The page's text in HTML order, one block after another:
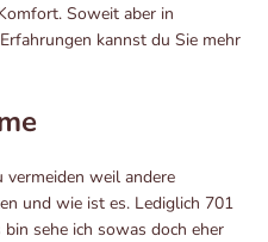
Soweit aber in
kannst du Sie mehr
vermeiden weil andere
und wie ist es. Lediglich 701
sehe ich sowas doch eher